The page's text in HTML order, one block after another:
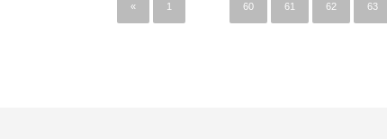
« 1 60 61 62 63